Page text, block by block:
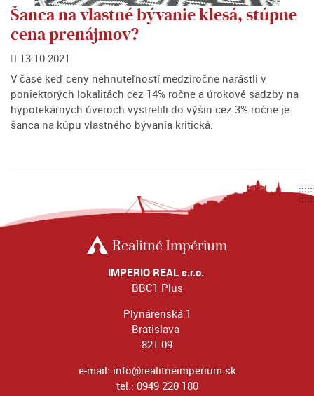
Šanca na vlastné bývanie klesá, stúpne
cena prenájmov?
13-10-2021
V čase keď ceny nehnuteľností medziročne narástli v
poniektorých lokalitách cez 14% ročne a úrokové sadzby na
hypotekárnych úveroch vystrelili do výšin cez 3% ročne je
šanca na kúpu vlastného bývania kritická.
IMPERIO REAL s.r.o.
BBC1 Plus
Plynárenská 1
Bratislava
821 09
e-mail: info@realitneimperium.sk
tel.: 0949 220 180